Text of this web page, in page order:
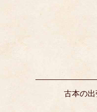
古本の出